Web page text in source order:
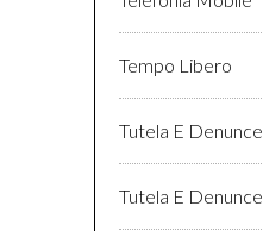
Tempo Libero
Tutela E Denunce
Tutela E Denunce